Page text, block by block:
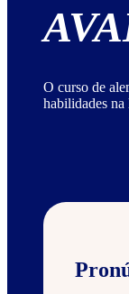
O curso de
habilidades na